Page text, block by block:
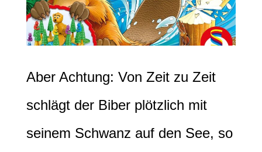
Aber Achtung: Von Zeit zu Zeit
schlägt der Biber plötzlich mit
seinem Schwanz auf den See, so